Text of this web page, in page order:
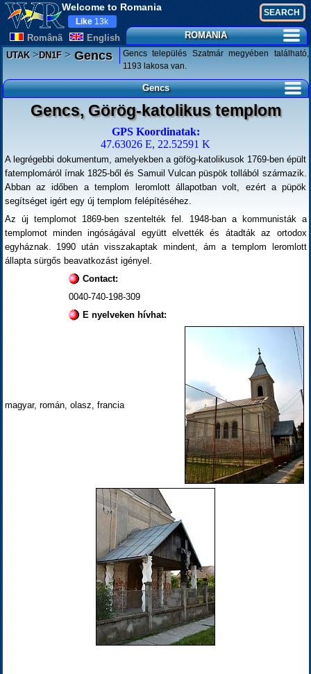
Welcome to Romania
Românã English
Like 13k
ROMANIA
UTAK>DN1F>Gencs
Gencs település Szatmár megyében található,
1193 lakosa van.
Gencs
Gencs, Görög-katolikus templom
GPS Koordinatak:
47.63026 E, 22.52591 K
A legrégebbi dokumentum, amelyekben a göfög-katolikusok 1769-ben épült
fatemplomáról írnak 1825-ből és Samuil Vulcan püspök tollából származik.
Abban az időben a templom leromlott állapotban volt, ezért a püpök
segítséget igért egy új templom felépítéséhez.
Az új templomot 1869-ben szentelték fel. 1948-ban a kommunisták a
templomot minden ingóságával együtt elvették és átadták az ortodox
egyháznak. 1990 után visszakaptak mindent, ám a templom leromlott
állapta sürgős beavatkozást igényel.
Contact:
0040-740-198-309
E nyelveken hívhat:
magyar, román, olasz, francia